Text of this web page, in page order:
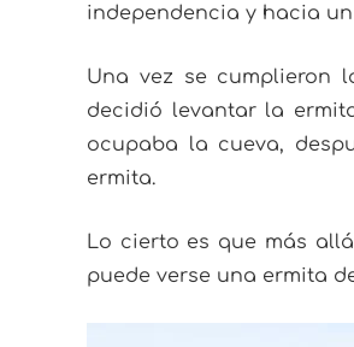
independencia y hacia
Una vez se cumplieron
decidió levantar la
ocupaba la cueva,
ermita.
Lo cierto es que más
puede verse una ermita